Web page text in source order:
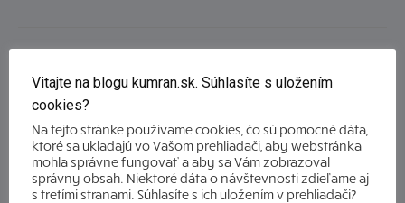
Vitajte na blogu kumran.sk. Súhlasíte s uložením
cookies?
Na tejto stránke používame cookies, čo sú pomocné dáta,
ktoré sa ukladajú vo Vašom prehliadači, aby webstránka
mohla správne fungovať a aby sa Vám zobrazoval
správny obsah. Niektoré dáta o návštevnosti zdieľame aj
s tretími stranami. Súhlasíte s ich uložením v prehliadači?